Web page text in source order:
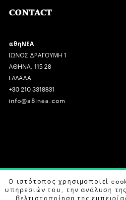
CONTACT
αθηΝΕΑ
ΙΩΝΟΣ ΔΡΑΓΟΥΜΗ 1
ΑΘΗΝΑ, 115 28
ΕΛΛΑΔΑ
+30 210 3318831
info@a8inea.com
COPYRIGHT © 2026 αθηΝΕΑ, ALL
DESIGN BY G DESIGN STUDIO.
Ο ιστότοπος χρησιμοποιεί
υπηρεσιών του, την ανάλυση
βελτιστοποίηση της